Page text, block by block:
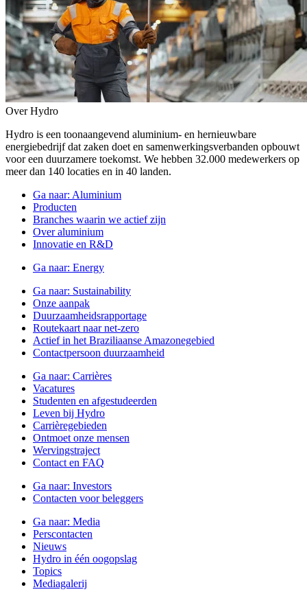
Over Hydro
Hydro is een toonaangevend aluminium- en hernieuwbare
energiebedrijf dat zaken doet en samenwerkingsverbanden opbouwt
voor een duurzamere toekomst. We hebben 32.000 medewerkers op
meer dan 140 locaties en in 40 landen.
Ga naar: Aluminium
Producten
Branches waarin we actief zijn
Over aluminium
Innovatie en R&D
Ga naar: Energy
Ga naar: Sustainability
Onze aanpak
Duurzaamheidsrapportage
Routekaart naar net-zero
Actief in het Braziliaanse Amazonegebied
Contactpersoon duurzaamheid
Ga naar: Carrières
Vacatures
Studenten en afgestudeerden
Leven bij Hydro
Carrièregebieden
Ontmoet onze mensen
Wervingstraject
Contact en FAQ
Ga naar: Investors
Contacten voor beleggers
Ga naar: Media
Perscontacten
Nieuws
Hydro in één oogopslag
Topics
Mediagalerij